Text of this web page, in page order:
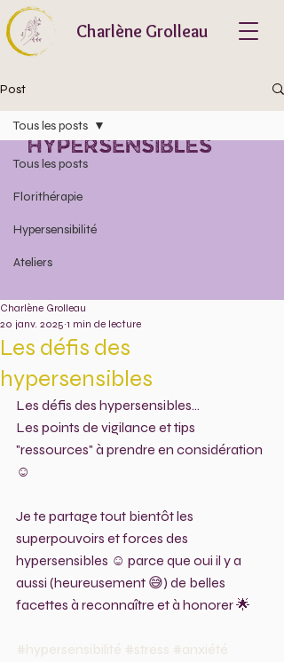
Charlène Grolleau
Post
Tous les posts
Florithérapie
Hypersensibilité
Ateliers
Tous les posts
Les défis des
hypersensibles
Charlène Grolleau
20 janv. 2025 1 min de lecture
Les défis des hypersensibles...
Les points de vigilance et tips
"ressources" à prendre en considération
☺️
Je te partage tout bientôt les
superpouvoirs et forces des
hypersensibles ☺️ parce que oui il y a
aussi (heureusement 😅) de belles
facettes à reconnaître et à honorer 🌟
#hypersensibilité #stress #anxiété